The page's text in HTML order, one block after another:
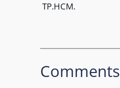
TP.HCM.
Comments